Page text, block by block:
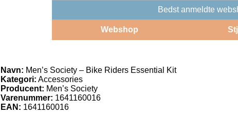
Bedst anmeldte
Webshop
Navn: Men’s Society – Bike Riders Essential Kit
Kategori: Accessories
Producent: Men’s Society
Varenummer: 1641160016
EAN: 1641160016